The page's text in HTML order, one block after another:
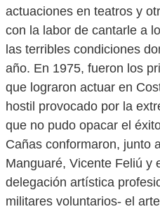
actuaciones en teatros y
con la labor de cantarle a
las terribles condiciones
año. En 1975, fueron los
que lograron actuar en
hostil provocado por la
que no pudo opacar el
Cañas conformaron, junto
Manguaré, Vicente Feliú y
delegación artística
militares voluntarios- el